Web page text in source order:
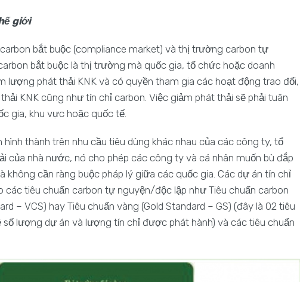
giới
bắt buộc (compliance market) và thị trường carbon tự
bắt buộc là thị trường mà quốc gia, tổ chức hoặc doanh
lượng phát thải KNK và có quyền tham gia các hoạt động trao đổi,
KNK cũng như tín chỉ carbon. Việc giảm phát thải sẽ phải tuân
gia, khu vực hoặc quốc tế.
thành trên nhu cầu tiêu dùng khác nhau của các công ty, tổ
của nhà nước, nó cho phép các công ty và cá nhân muốn bù đắp
không cần ràng buộc pháp lý giữa các quốc gia. Các dự án tín chỉ
tiêu chuẩn carbon tự nguyện/độc lập như Tiêu chuẩn carbon
– VCS) hay Tiêu chuẩn vàng (Gold Standard – GS) (đây là 02 tiêu
lượng dự án và lượng tín chỉ được phát hành) và các tiêu chuẩn